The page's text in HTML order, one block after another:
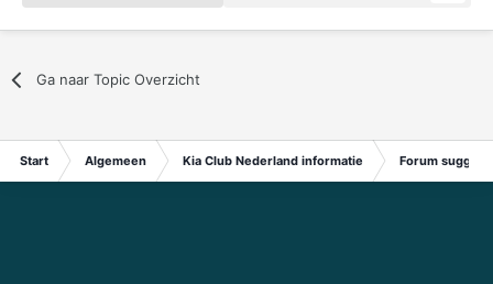
Ga naar Topic Overzicht
Start Algemeen Kia Club Nederland informatie Forum